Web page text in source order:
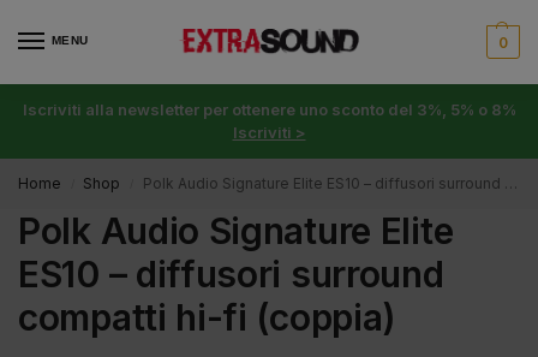
MENU 0
Iscriviti alla newsletter per ottenere uno sconto del 3%, 5% o 8%
Iscriviti >
Home Shop Polk Audio Signature Elite ES10 – diffusori surround compatti hi-fi (coppia)
Polk Audio Signature Elite
ES10 – diffusori surround
compatti hi-fi (coppia)